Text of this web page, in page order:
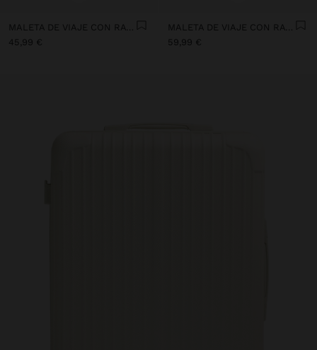
MALETA DE VIAJE CON RAYAS S
45,99 €
MALETA DE VIAJE CON RAYAS M
59,99 €